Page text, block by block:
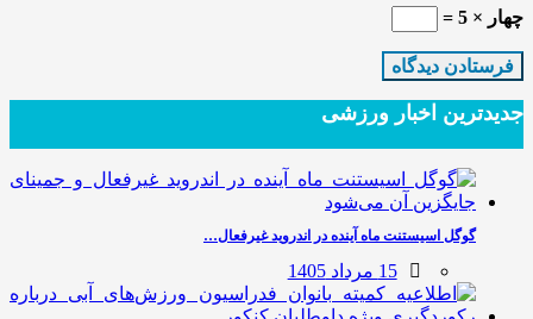
چهار × 5 =
جدیدترین‌ اخبار ورزشی
گوگل اسیستنت ماه آینده در اندروید غیرفعال…
15 مرداد 1405